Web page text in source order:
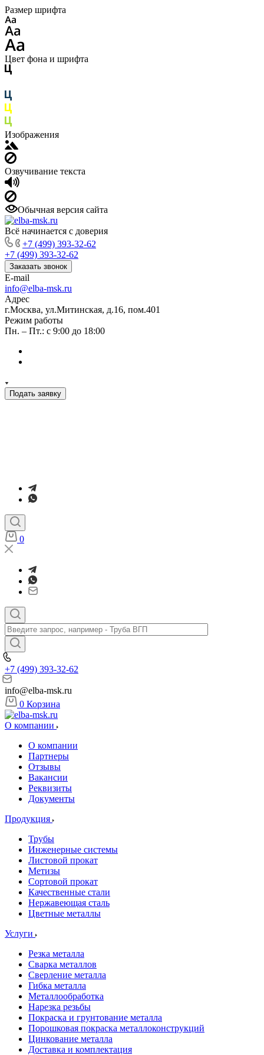
Размер шрифта
Цвет фона и шрифта
Изображения
Озвучивание текста
Обычная версия сайта
Всё начинается с доверия
+7 (499) 393-32-62
+7 (499) 393-32-62
Заказать звонок
E-mail
info@elba-msk.ru
Адрес
г.Москва, ул.Митинская, д.16, пом.401
Режим работы
Пн. – Пт.: с 9:00 до 18:00
Подать заявку
0
+7 (499) 393-32-62
info@elba-msk.ru
0 Корзина
О компании
О компании
Партнеры
Отзывы
Вакансии
Реквизиты
Документы
Продукция
Трубы
Инженерные системы
Листовой прокат
Метизы
Сортовой прокат
Качественные стали
Нержавеющая сталь
Цветные металлы
Услуги
Резка металла
Сварка металлов
Сверление металла
Гибка металла
Металлообработка
Нарезка резьбы
Покраска и грунтование металла
Порошковая покраска металлоконструкций
Цинкование металла
Доставка и комплектация